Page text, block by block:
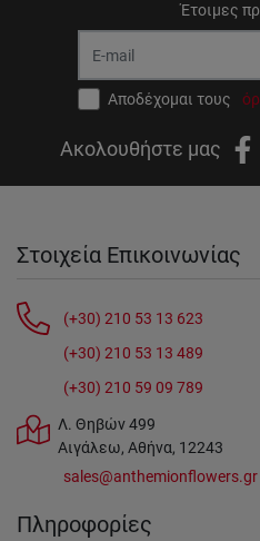
Έτοιμες
Αποδέχομαι τους
Ακολουθήστε μας
Στοιχεία Επικοινωνίας
(+30) 210 53 13 623
(+30) 210 53 13 489
(+30) 210 59 09 789
Λ. Θηβών 499
Αιγάλεω, Αθήνα, 12243
sales@anthemionflowers.gr
Πληροφορίες